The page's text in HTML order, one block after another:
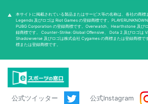
warning
本サイトに掲載されている製品またはサービス等の名称は、各社の商
Legends 及びロゴは Riot Games の登録商標です。
PUBG Corporation の登録商標です。Overwatch、Hearthstone 及びロ
録商標です。 Counter-Strike: Global Oﬀensive、 Dota 2 及びロゴは
Shadowverse 及びロゴは株式会社 Cygames の商標または登録商標で
標または登録商標です。
公式ツイッター 公式Instagram